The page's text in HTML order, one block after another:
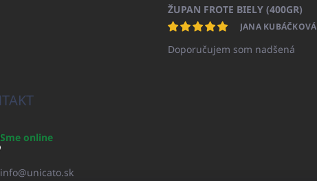
ŽUPAN FROTE BIELY (400GR)
JANA KUBÁČKOVÁ
Doporučujem som nadšená
Sme online
info@unicato.sk